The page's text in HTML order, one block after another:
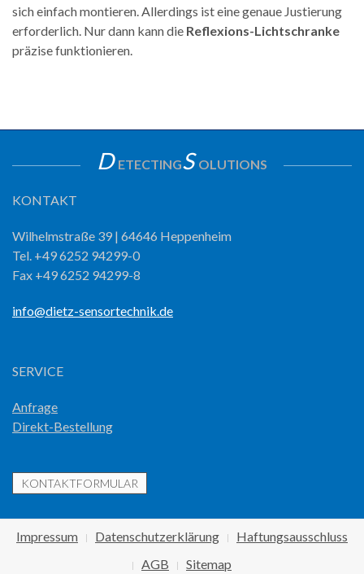
sich einfach montieren. Allerdings ist eine genaue Justierung
erforderlich. Nur dann kann die Reflexions-Lichtschranke
präzise funktionieren.
D ETECTINGS OLUTIONS
KONTAKT
Wilhelmstraße 39 | 64646 Heppenheim
Tel. +49 6252 94299-0
Fax +49 6252 94299-8
info@dietz-sensortechnik.de
SERVICE
Anfrage
Direkt-Bestellung
KONTAKTFORMULAR
Impressum Datenschutzerklärung
Haftungsausschluss
AGB
Sitemap